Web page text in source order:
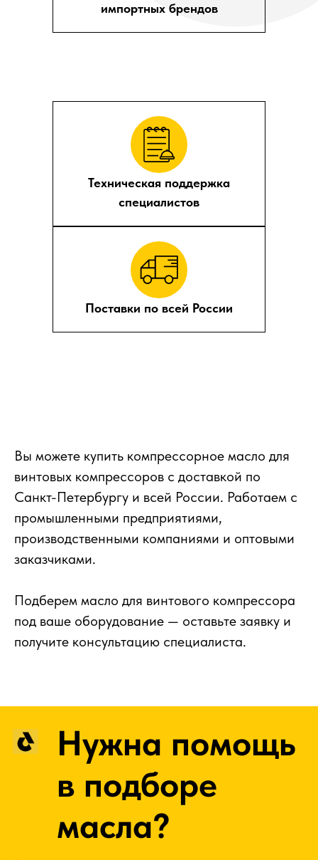
Техническая поддержка
специалистов
Поставки по всей России
импортных брендов
Вы можете купить компрессорное масло для
винтовых компрессоров с доставкой по
Санкт-Петербургу и всей России. Работаем с
промышленными предприятиями,
производственными компаниями и оптовыми
заказчиками.
Подберем масло для винтового компрессора
под ваше оборудование — оставьте заявку и
получите консультацию специалиста.